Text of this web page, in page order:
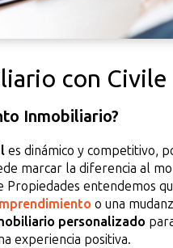
con
Inmobiliario?
es dinámico y competitivo,
marcar la diferencia al
Propiedades entendemos
o una
personalizado
experiencia positiva.